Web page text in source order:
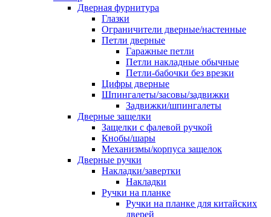
Дверная фурнитура
Глазки
Ограничители дверные/настенные
Петли дверные
Гаражные петли
Петли накладные обычные
Петли-бабочки без врезки
Цифры дверные
Шпингалеты/засовы/задвижки
Задвижки/шпингалеты
Дверные защелки
Защелки с фалевой ручкой
Кнобы/шары
Механизмы/корпуса защелок
Дверные ручки
Накладки/завертки
Накладки
Ручки на планке
Ручки на планке для китайских
дверей